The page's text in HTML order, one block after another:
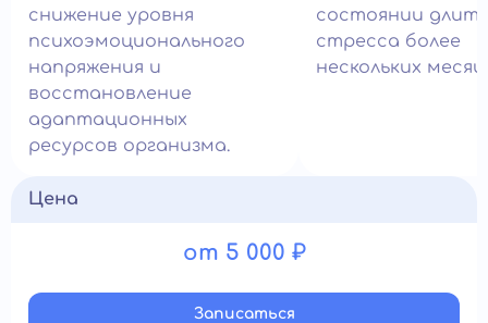
снижение уровня
психоэмоционального
напряжения и
восстановление
адаптационных
ресурсов организма.
состоянии
стресса более
нескольких
Цена
от 5 000 ₽
Записатьcя